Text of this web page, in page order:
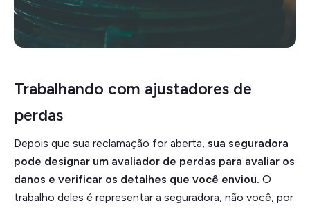
Trabalhando com ajustadores de
perdas
Depois que sua reclamação for aberta, sua seguradora
pode designar um avaliador de perdas para avaliar os
danos e verificar os detalhes que você enviou. O
trabalho deles é representar a seguradora, não você, por